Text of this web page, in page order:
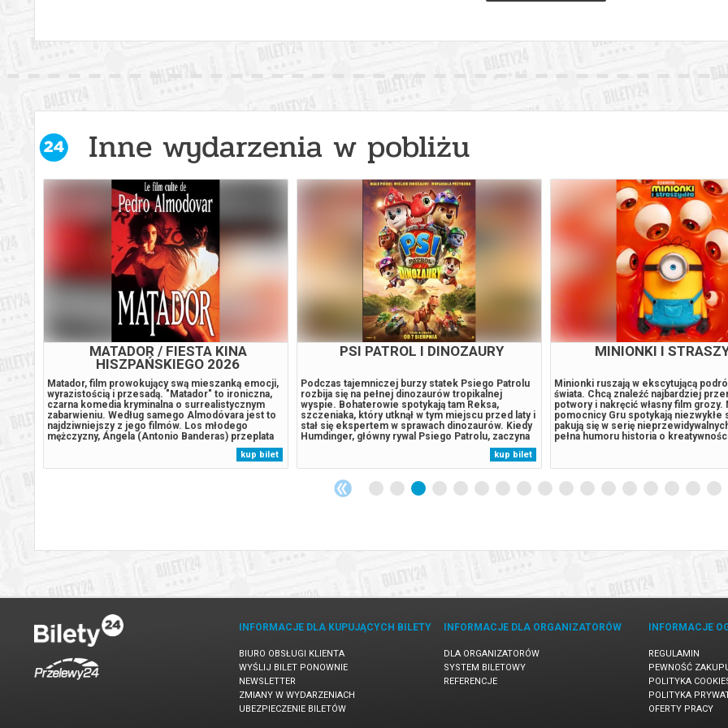
Inne wydarzenia w pobliżu
53
MATADOR / FIESTA KINA
HISZPAŃSKIEGO 2026
Matador, film prowokujący swą mieszanką emocji,
wyrazistością i przesadą. "Matador" to ironiczna,
czarna komedia kryminalna o surrealistycznym
zabarwieniu. Według samego Almodóvara jest to
najdziwniejszy z jego filmów. Los młodego
mężczyzny, Ángela (Antonio Banderas) przeplata
się z losami matadora, Diego (Nacho Martinez) i
jego kochanki Marii (Assumpta Serna). Opowieść
o ludziach udręczonych patologicznymi...
kup bilet
PSI PATROL I DINOZAURY
Podczas tajemniczej burzy statek Psiego Patrolu
rozbija się na pełnej dinozaurów tropikalnej
wyspie. Bohaterowie spotykają tam Reksa,
szczeniaka, który utknął w tym miejscu przed laty i
stał się ekspertem w sprawach dinozaurów. Kiedy
Humdinger, główny rywal Psiego Patrolu, zaczyna
lekkomyślnie eksploatować zasoby naturalne
wyspy, doprowadza do wybuchu ogromnego,
uśpionego od lat wulkanu. Psi Patrol...
kup bilet
MINIONKI I
Minionki ruszają w ekscytującą
świata. Chcą znaleźć najbardziej
potwory i nakręcić własny film grozy.
pomocnicy Gru spotykają niezwykłe
pakują się w serię
pełna humoru historia o
Udowadniają, że dla wspólnego celu
każdą przeszkodę.*******
INFORMACJE DLA KUPUJĄCYCH BILETY
BIURO OBSŁUGI KLIENTA
WYŚLIJ BILET PONOWNIE
NEWSLETTER
ZMIANY W WYDARZENIACH
UBEZPIECZENIE BILETÓW
INFORMACJE DLA ORGANIZATORÓW
DLA ORGANIZATORÓW
SYSTEM BILETOWY
REFERENCJE
INFORMACJE
REGULAMIN
PEWNOŚĆ
POLITYKA
POLITYKA
OFERTY PRACY